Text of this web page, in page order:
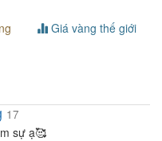
Giá vàng thế giới
17
sự ạ🥰